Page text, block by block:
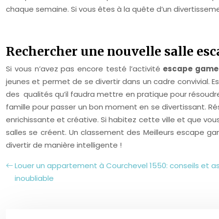
chaque semaine. Si vous êtes à la quête d’un
Rechercher une nouvelle salle
Si vous n’avez pas encore testé l’activité escape
jeunes et permet de se divertir dans un cadre convivial.
des qualités qu’il faudra mettre en pratique pour
famille pour passer un bon moment en se divertissant.
enrichissante et créative. Si habitez cette ville et que
salles se créent. Un classement des Meilleurs escape
divertir de manière intelligente !
Louer un appartement à Courchevel 1550: conseils et
inoubliable